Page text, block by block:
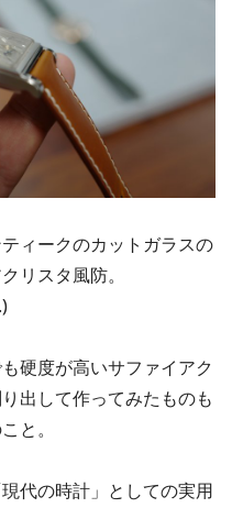
ィークのカットガラスの
リスタ風防。
硬度が高いサファイアク
出して作ってみたものも
と。
代の時計」としての実用